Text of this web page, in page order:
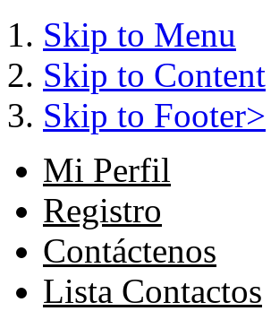
Skip to Menu
Skip to Content
Skip to Footer>
Mi Perfil
Registro
Contáctenos
Lista Contactos